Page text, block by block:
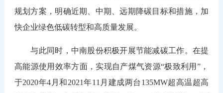
规划方案，明确近期、中期、远期降碳目标和措施，加
快企业绿色低碳转型和高质量发展。
与此同时，中南股份积极开展节能减碳工作。在提
高能源使用效率方面，实现自产煤气资源“极致利用”，
于2020年4月和2021年11月建成两台135MW超高温超高